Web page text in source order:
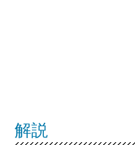
解説